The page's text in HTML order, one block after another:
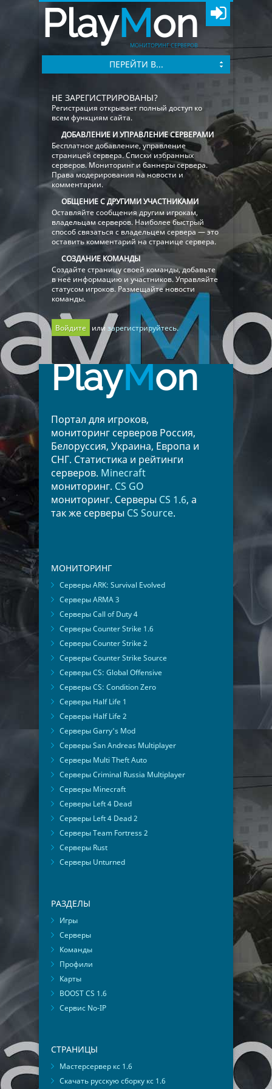
PlayMon
МОНИТОРИНГ СЕРВЕРОВ
ПЕРЕЙТИ В...
НЕ ЗАРЕГИСТРИРОВАНЫ?
Регистрация открывает полный доступ ко
всем функциям сайта.
ДОБАВЛЕНИЕ И УПРАВЛЕНИЕ СЕРВЕРАМИ
Бесплатное добавление, управление
страницей сервера. Списки избранных
серверов. Мониторинг и баннеры сервера.
Права модерирования на новости и
комментарии.
ОБЩЕНИЕ С ДРУГИМИ УЧАСТНИКАМИ
Оставляйте сообщения другим игрокам,
владельцам серверов. Наиболее быстрый
способ связаться с владельцем сервера — это
оставить комментарий на странице сервера.
СОЗДАНИЕ КОМАНДЫ
Создайте страницу своей команды, добавьте
в неё информацию и участников. Управляйте
статусом игроков. Размещайте новости
команды.
Войдите или зарегистрируйтесь.
PlayMon
Портал для игроков,
мониторинг серверов Россия,
Белоруссия, Украина, Европа и
СНГ. Статистика и рейтинги
серверов. Minecraft
мониторинг. CS GO
мониторинг. Серверы CS 1.6, а
так же серверы CS Source.
МОНИТОРИНГ
Серверы ARK: Survival Evolved
Серверы ARMA 3
Серверы Call of Duty 4
Серверы Counter Strike 1.6
Серверы Counter Strike 2
Серверы Counter Strike Source
Серверы CS: Global Offensive
Серверы CS: Condition Zero
Серверы Half Life 1
Серверы Half Life 2
Серверы Garry's Mod
Серверы San Andreas Multiplayer
Серверы Multi Theft Auto
Серверы Criminal Russia Multiplayer
Серверы Minecraft
Серверы Left 4 Dead
Серверы Left 4 Dead 2
Серверы Team Fortress 2
Серверы Rust
Серверы Unturned
РАЗДЕЛЫ
Игры
Серверы
Команды
Профили
Карты
BOOST CS 1.6
Сервис No-IP
СТРАНИЦЫ
Мастерсервер кс 1.6
Скачать русскую сборку кс 1.6